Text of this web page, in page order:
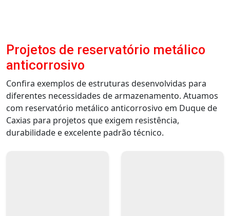
Projetos de reservatório metálico
anticorrosivo
Confira exemplos de estruturas desenvolvidas para
diferentes necessidades de armazenamento. Atuamos
com reservatório metálico anticorrosivo em Duque de
Caxias para projetos que exigem resistência,
durabilidade e excelente padrão técnico.